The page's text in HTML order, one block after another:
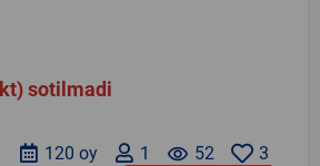
sotilmadi
3
remove_red_eye 52
1
120 oy